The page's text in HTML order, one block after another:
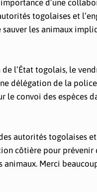
d’une
togolaises et
les animaux
l’État togolais, le
délégation de la
convoi des espèces
autorités togolaises
côtière pour
animaux. Merci